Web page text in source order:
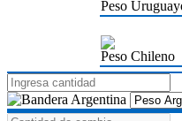
Peso
Peso Chileno